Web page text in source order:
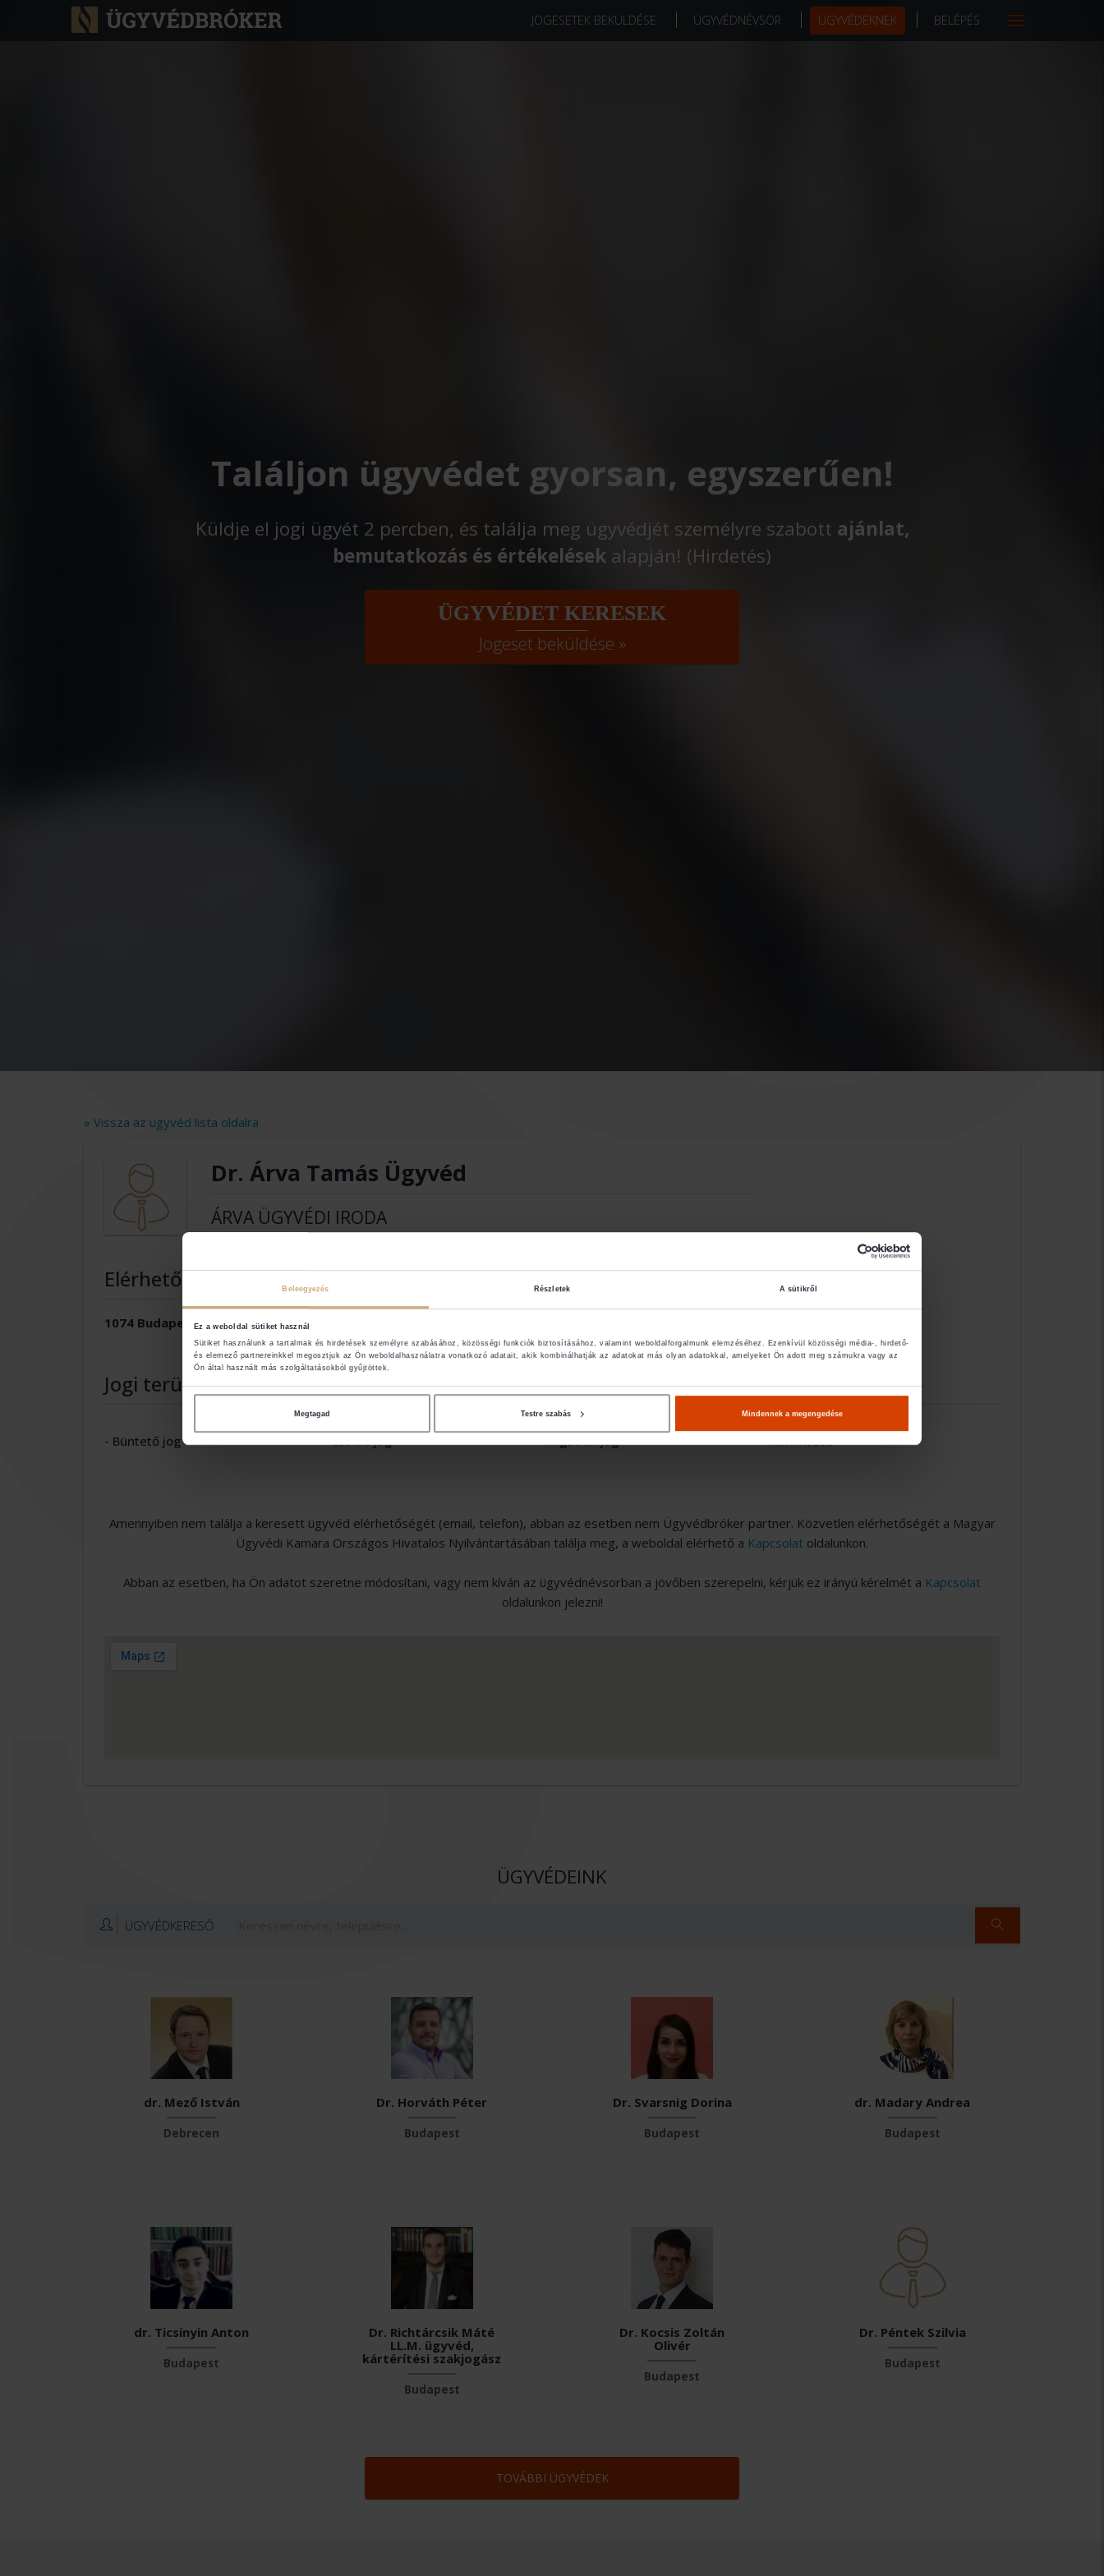
Beleegyezés Részletek A sütikről
Ez a weboldal sütiket használ
Sütiket használunk a tartalmak és hirdetések személyre szabásához, közösségi funkciók biztosításához, valamint weboldalforgalmunk elemzéséhez. Ezenkívül közösségi média-, hirdető-
és elemező partnereinkkel megosztjuk az Ön weboldalhasználatra vonatkozó adatait, akik kombinálhatják az adatokat más olyan adatokkal, amelyeket Ön adott meg számukra vagy az
Ön által használt más szolgáltatásokból gyűjtöttek.
Megtagad Testre szabás Mindennek a megengedése
JOGESETEK BEKÜLDÉSE ÜGYVÉDNÉVSOR ÜGYVÉDEKNEK BELÉPÉS
Találjon ügyvédet gyorsan, egyszerűen!
Küldje el jogi ügyét 2 percben, és találja meg ügyvédjét személyre szabott ajánlat,
bemutatkozás és értékelések alapján! (Hirdetés)
ÜGYVÉDET KERESEK
Jogeset beküldése »
» Vissza az ügyvéd lista oldalra
Dr. Árva Tamás Ügyvéd
ÁRVA ÜGYVÉDI IRODA
Elérhetőségek
1074 Budapest
Jogi területek
- Büntető jog - Család jog - Ingatlan jog - Vállalkozás
Amennyiben nem találja a keresett ügyvéd elérhetőségét (email, telefon), abban az esetben nem Ügyvédbróker partner. Közvetlen elérhetőségét a Magyar
Ügyvédi Kamara Országos Hivatalos Nyilvántartásában találja meg, a weboldal elérhető a Kapcsolat oldalunkon.
Abban az esetben, ha Ön adatot szeretne módosítani, vagy nem kíván az ügyvédnévsorban a jövőben szerepelni, kérjük ez irányú kérelmét a Kapcsolat
oldalunkon jelezni!
ÜGYVÉDEINK
ÜGYVÉDKERESŐ
dr. Mező István
Debrecen
Dr. Horváth Péter
Budapest
Dr. Svarsnig Dorina
Budapest
dr. Madary Andrea
Budapest
dr. Ticsinyin Anton
Budapest
Dr. Richtárcsik Máté
LL.M. ügyvéd,
kártérítési szakjogász
Budapest
Dr. Kocsis Zoltán
Olivér
Budapest
Dr. Péntek Szilvia
Budapest
TOVÁBBI ÜGYVÉDEK